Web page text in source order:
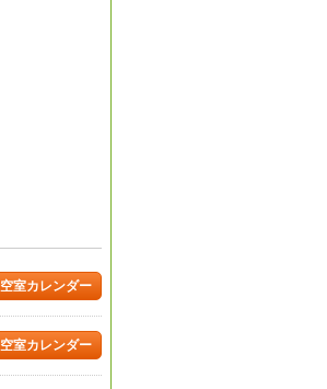
空室カレンダー
空室カレンダー